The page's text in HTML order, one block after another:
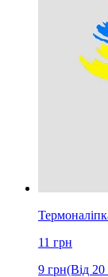
11 грн
9 грн(Від